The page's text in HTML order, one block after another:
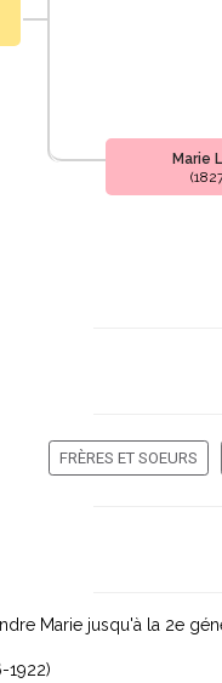
Marie
FRÈRES ET SOEURS
Marie jusqu'à la 2e
1922)